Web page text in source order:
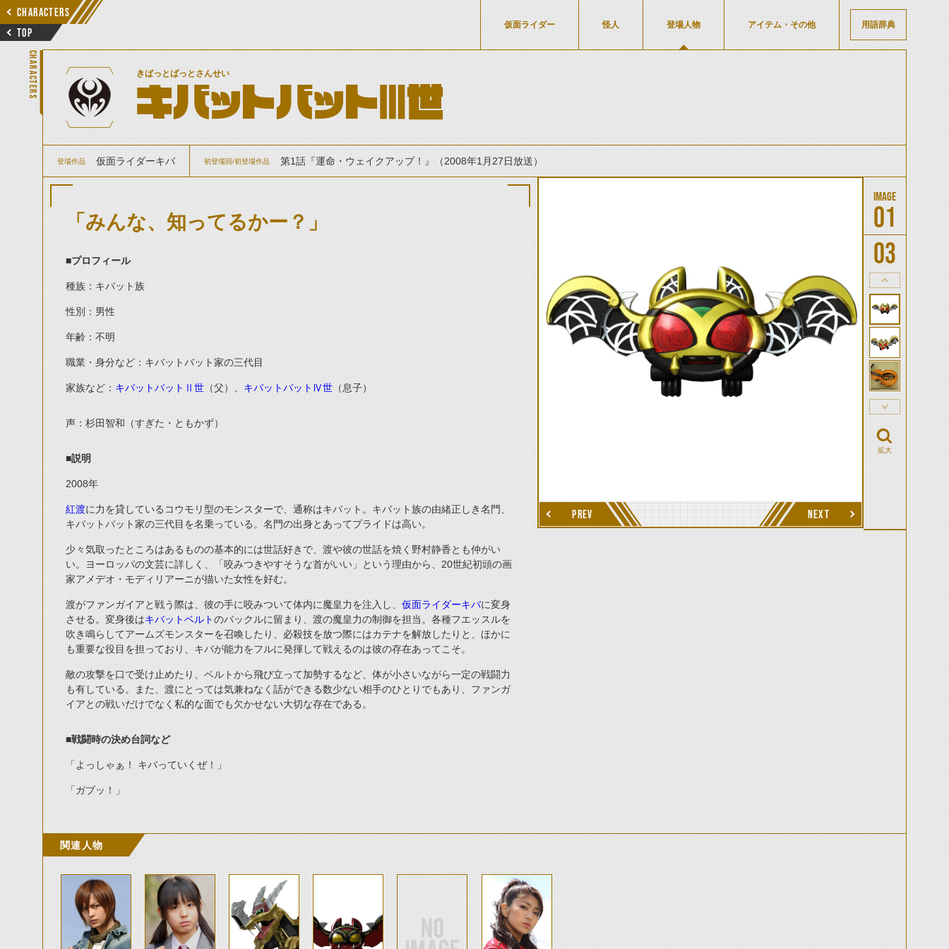
CHARACTERS
TOP
仮面ライダー 怪人 登場人物 アイテム・その他 用語辞典
CHARACTERS きばっとばっとさんせい
キバットバットⅢ世
登場作品 仮面ライダーキバ 初登場回/初登場作品 第1話『運命・ウェイクアップ！』（2008年1月27日放送）
「みんな、知ってるかー？」
■プロフィール
種族：キバット族
性別：男性
年齢：不明
職業・身分など：キバットバット家の三代目
家族など： キバットバットⅡ世 （父）、 キバットバットⅣ世 （息子）
声：杉田智和（すぎた・ともかず）
■説明
2008年
紅渡に力を貸しているコウモリ型のモンスターで、通称はキバット。キバット族の由緒正しき名門、
キバットバット家の三代目を名乗っている。名門の出身とあってプライドは高い。
少々気取ったところはあるものの基本的には世話好きで、渡や彼の世話を焼く野村静香とも仲がい
い。ヨーロッパの文芸に詳しく、「咬みつきやすそうな首がいい」という理由から、 20世紀初頭の画
家アメデオ・モディリアーニが描いた女性を好む。
渡がファンガイアと戦う際は、彼の手に咬みついて体内に魔皇力を注入し、 仮面ライダーキバに変身
させる。変身後はキバットベルトのバックルに留まり、渡の魔皇力の制御を担当。各種フエッスルを
吹き鳴らしてアームズモンスターを召喚したり、必殺技を放つ際にはカテナを解放したりと、ほかに
も重要な役目を担っており、キバが能力をフルに発揮して戦えるのは彼の存在あってこそ。
敵の攻撃を口で受け止めたり、ベルトから飛び立って加勢するなど、体が小さいながら一定の戦闘力
も有している。また、渡にとっては気兼ねなく話ができる数少ない相手のひとりでもあり、ファンガ
イアとの戦いだけでなく私的な面でも欠かせない大切な存在である。
■戦闘時の決め台詞など
「よっしゃぁ！ キバっていくぜ！」
「ガブッ！」
PREV NEXT
01
03
拡大
関連人物